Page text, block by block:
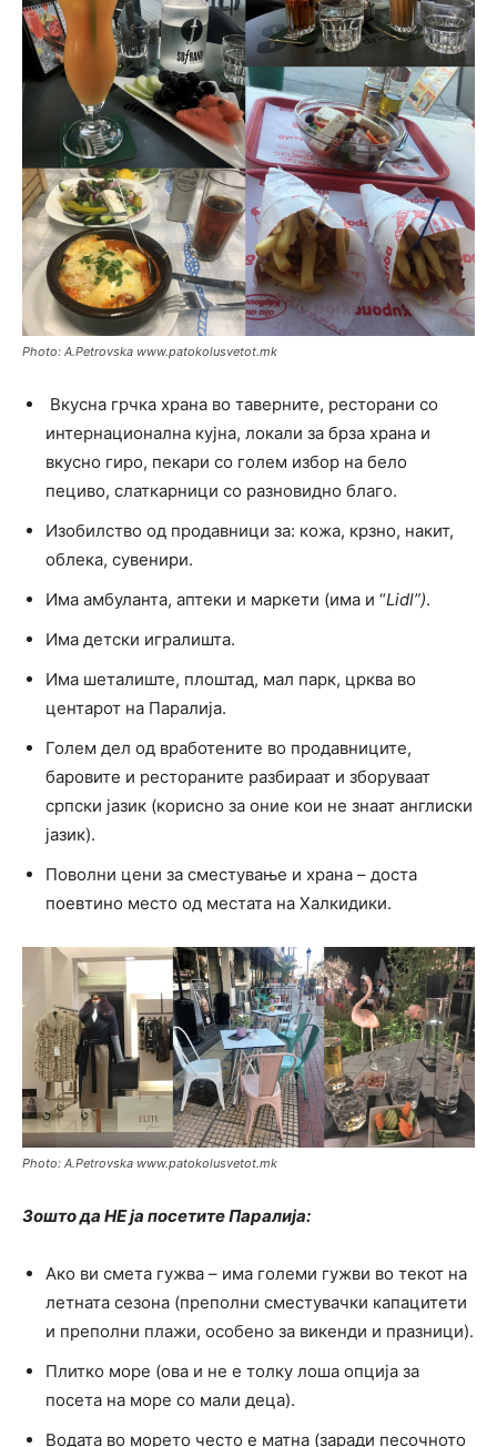
Photo: A.Petrovska www.patokolusvetot.mk
Вкусна грчка храна во таверните, ресторани со
интернационална кујна, локали за брза храна и
вкусно гиро, пекари со голем избор на бело
пециво, слаткарници со разновидно благо.
Изобилство од продавници за: кожа, крзно, накит,
облека, сувенири.
Има амбуланта, аптеки и маркети (има и “Lidl”).
Има детски игралишта.
Има шеталиште, плоштад, мал парк, црква во
центарот на Паралија.
Голем дел од вработените во продавниците,
баровите и рестораните разбираат и зборуваат
српски јазик (корисно за оние кои не знаат англиски
јазик).
Поволни цени за сместување и храна – доста
поевтино место од местата на Халкидики.
Photo: A.Petrovska www.patokolusvetot.mk
Зошто да НЕ ја посетите Паралија:
Ако ви смета гужва – има големи гужви во текот на
летната сезона (преполни сместувачки капацитети
и преполни плажи, особено за викенди и празници).
Плитко море (ова и не е толку лоша опција за
посета на море со мали деца).
Водата во морето често е матна (заради песочното